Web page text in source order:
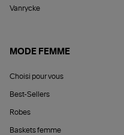
Vanrycke
MODE FEMME
Choisi pour vous
Best-Sellers
Robes
Baskets femme